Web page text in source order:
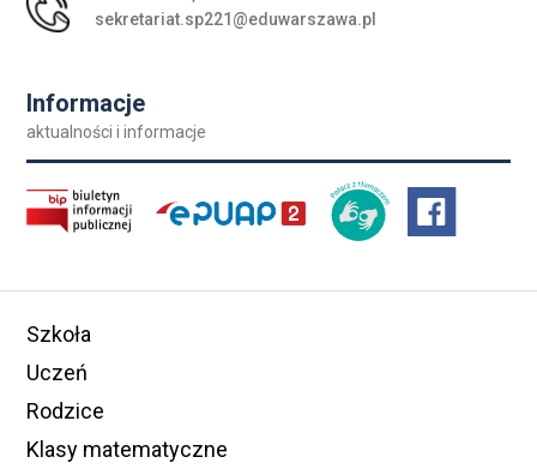
sekretariat.sp221@eduwarszawa.pl
Informacje
aktualności i informacje
Szkoła
Uczeń
Rodzice
Klasy matematyczne